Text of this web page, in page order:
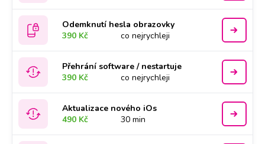
Odemknutí hesla obrazovky
390 Kč
co nejrychleji
Přehrání software / nestartuje
390 Kč
co nejrychleji
Aktualizace nového iOs
490 Kč
30 min